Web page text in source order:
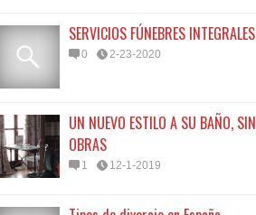
SERVICIOS FÚNEBRES INTEGRALES
0 2-23-2020
UN NUEVO ESTILO A SU BAÑO, SIN
OBRAS
1 12-1-2019